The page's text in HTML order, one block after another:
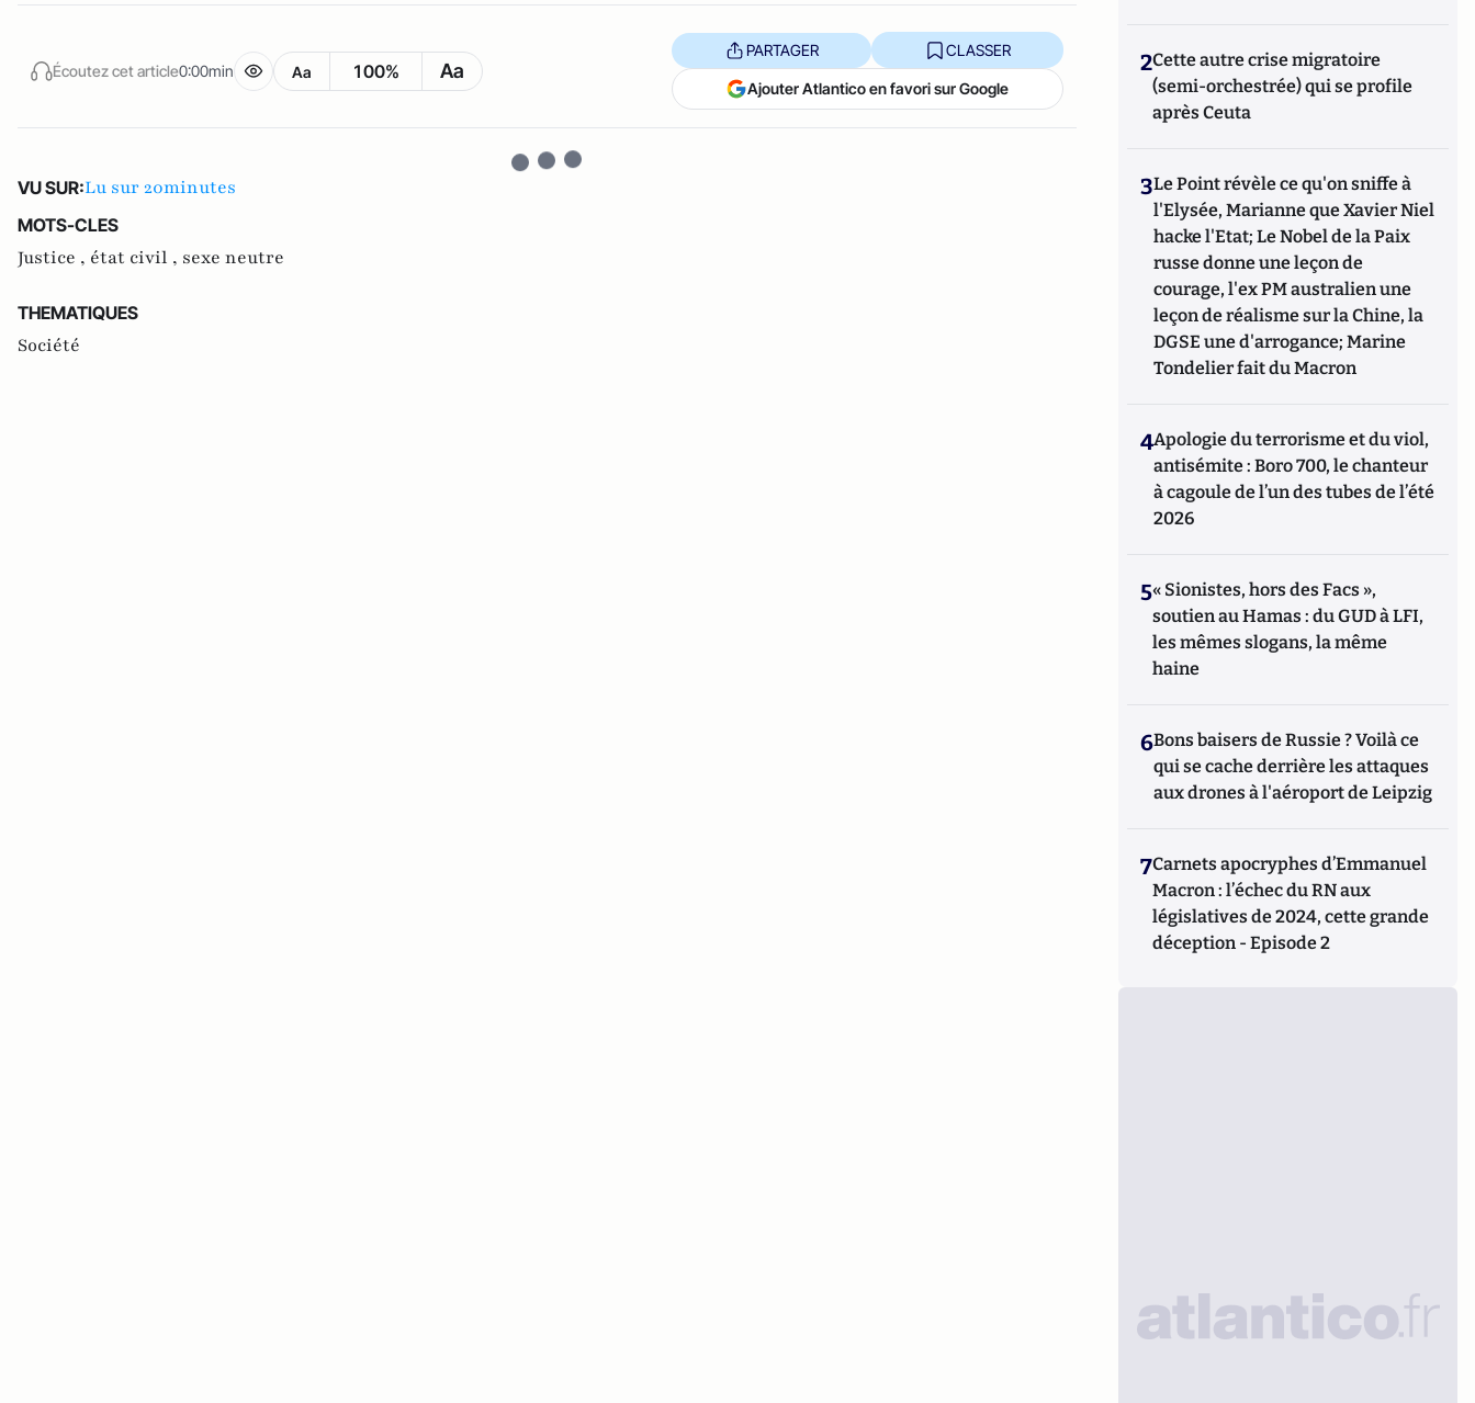
Écoutez cet article0:00min Aa 100% Aa
PARTAGER CLASSER
Ajouter Atlantico en favori sur Google
VU SUR:Lu sur 20minutes
MOTS-CLES
Justice , état civil , sexe neutre
THEMATIQUES
Société
2Cette autre crise migratoire
(semi-orchestrée) qui se profile
après Ceuta
3Le Point révèle ce qu'on sniffe à
l'Elysée, Marianne que Xavier Niel
hacke l'Etat; Le Nobel de la Paix
russe donne une leçon de
courage, l'ex PM australien une
leçon de réalisme sur la Chine, la
DGSE une d'arrogance; Marine
Tondelier fait du Macron
4Apologie du terrorisme et du viol,
antisémite : Boro 700, le chanteur
à cagoule de l’un des tubes de l’été
2026
5« Sionistes, hors des Facs »,
soutien au Hamas : du GUD à LFI,
les mêmes slogans, la même
haine
6Bons baisers de Russie ? Voilà ce
qui se cache derrière les attaques
aux drones à l'aéroport de Leipzig
7Carnets apocryphes d’Emmanuel
Macron : l’échec du RN aux
législatives de 2024, cette grande
déception - Episode 2